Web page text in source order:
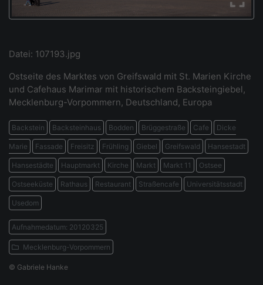
Datei: 107193.jpg
Ostseite des Marktes von Greifswald mit St. Marien Kirche
und Cafehaus Marimar mit historischem Backsteingiebel,
Mecklenburg-Vorpommern, Deutschland, Europa
Backstein Backsteinhaus Bodden Brüggestraße Cafe Dicke
Marie Fassade Freisitz Frühling Giebel Greifswald Hansestadt
Hansestädte Hauptmarkt Kirche Markt Markt 11 Ostsee
Ostseeküste Rathaus Restaurant Straßencafe Universitätsstadt
Usedom
Aufnahmedatum: 20120325
Mecklenburg-Vorpommern
© Gabriele Hanke